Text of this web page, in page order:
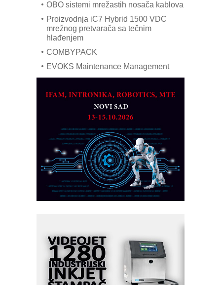
OBO sistemi mrežastih nosača kablova
Proizvodnja iC7 Hybrid 1500 VDC
mrežnog pretvarača sa tečnim
hlađenjem
COMBYPACK
EVOKS Maintenance Management
na viši nivo
Detekcija različitih oblika
MAREX - Lim i mašine za savremena
rešenja
Marcom-plast d.o.o.- vaš pouzdan
partner
CTO - Prilagodite svoju toplinsku
obradu!
Razvoj asortimanskog pravca MINI-
PLC AKYTEC
MOTOMAN – NEXT-Robotika vođena
veštačkom inteligencijom
I.SAFE MOBILE revolucioniše
industrijsku automatizaciju
pionirskimmobile operator PANEL-OM